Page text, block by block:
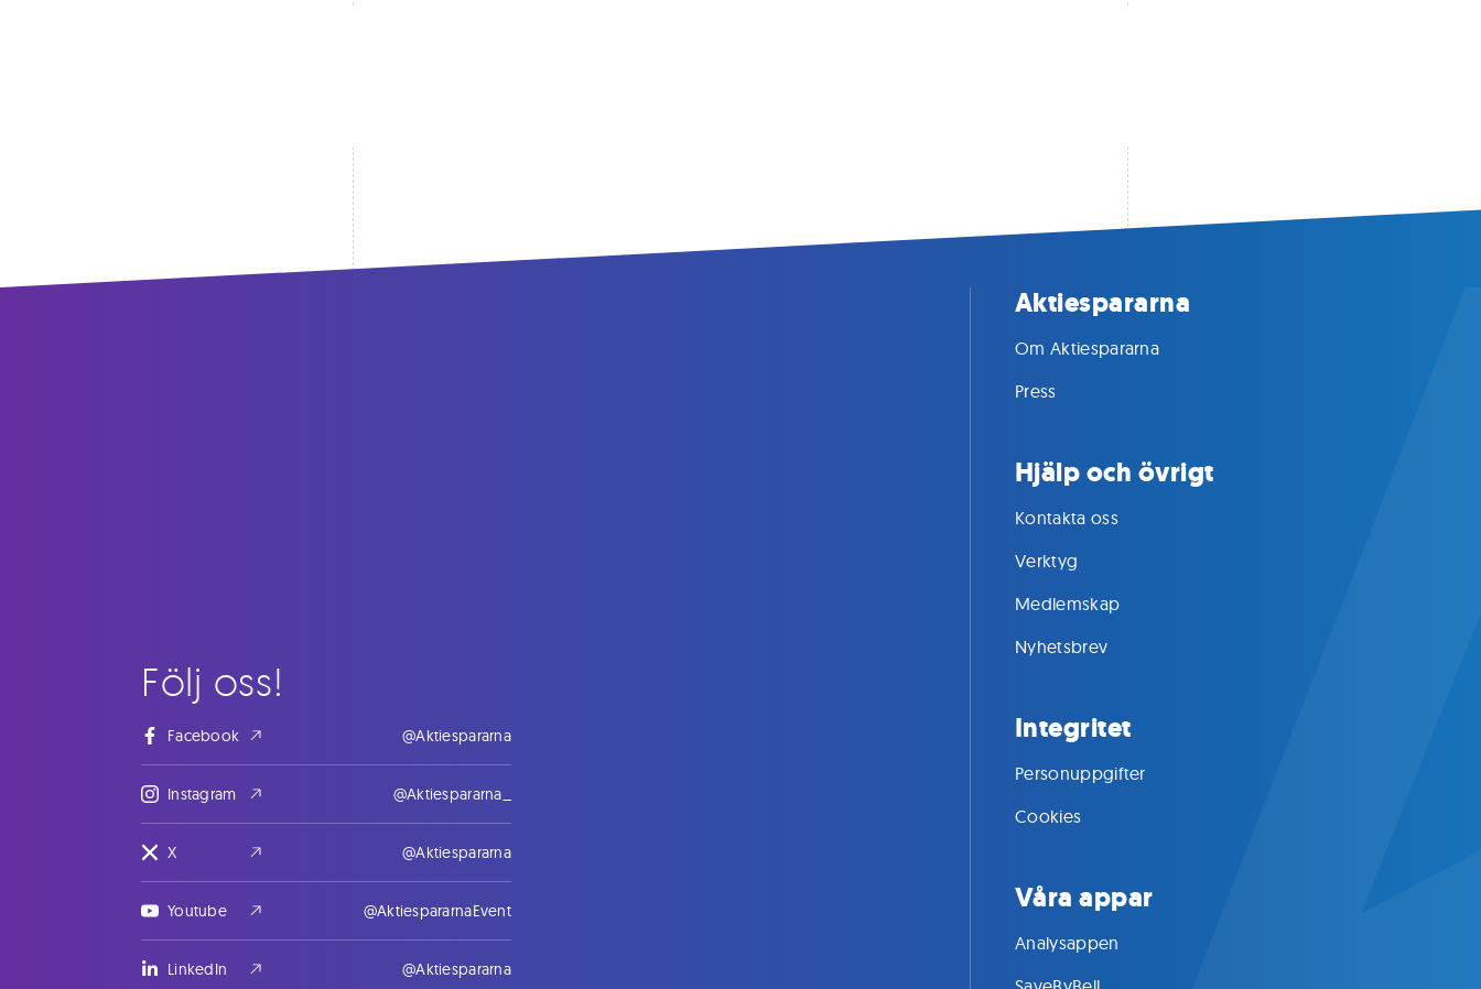
Följ oss!
Facebook @Aktiespararna
Instagram @Aktiespararna_
X @Aktiespararna
Youtube @AktiespararnaEvent
LinkedIn @Aktiespararna
Aktiespararna
Om Aktiespararna
Press
Hjälp och övrigt
Kontakta oss
Verktyg
Medlemskap
Nyhetsbrev
Integritet
Personuppgifter
Cookies
Våra appar
Analysappen